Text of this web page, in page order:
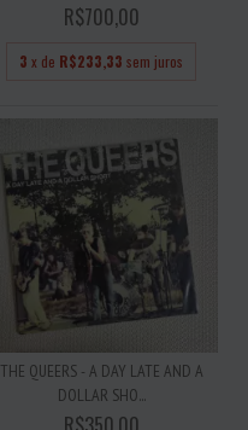
R$700,00
3 x de R$233,33 sem juros
THE QUEERS - A DAY LATE AND A
DOLLAR SHO...